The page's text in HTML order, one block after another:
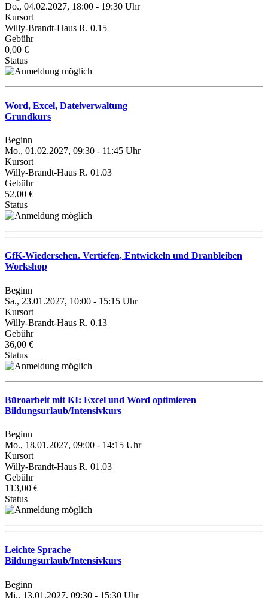
Do., 04.02.2027, 18:00 - 19:30 Uhr
Kursort
Willy-Brandt-Haus R. 0.15
Gebühr
0,00 €
Status
Word, Excel, Dateiverwaltung
Grundkurs
Beginn
Mo., 01.02.2027, 09:30 - 11:45 Uhr
Kursort
Willy-Brandt-Haus R. 01.03
Gebühr
52,00 €
Status
GfK-Wiedersehen. Vertiefen, Entwickeln und Dranbleiben
Workshop
Beginn
Sa., 23.01.2027, 10:00 - 15:15 Uhr
Kursort
Willy-Brandt-Haus R. 0.13
Gebühr
36,00 €
Status
Büroarbeit mit KI: Excel und Word optimieren
Bildungsurlaub/Intensivkurs
Beginn
Mo., 18.01.2027, 09:00 - 14:15 Uhr
Kursort
Willy-Brandt-Haus R. 01.03
Gebühr
113,00 €
Status
Leichte Sprache
Bildungsurlaub/Intensivkurs
Beginn
Mi., 13.01.2027, 09:30 - 15:30 Uhr